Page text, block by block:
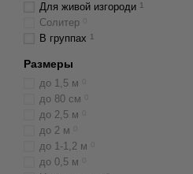
Для живой изгороди 1
Солитер
В группах 1
Размеры
до 1,5 м
до 80 см
до 2,5 м
до 2 м
до 1-1,2 м
до 0,5 м